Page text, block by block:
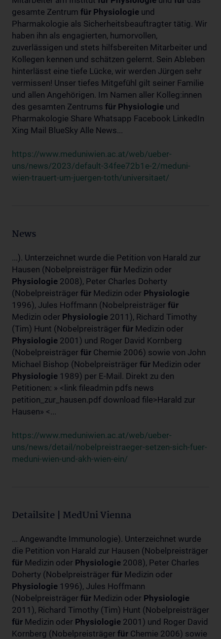
gesamte Zentrum für Physiologie und
Pharmakologie als Sicherheitsbeauftragter tätig. Wir
haben ihn als engagierten, humorvollen,
zuverlässigen und stets hilfsbereiten Mitarbeiter und
Kollegen kennen und schätzen gelernt. Sein Ableben
hinterlässt eine tiefe Lücke, wir werden Jürgen sehr
vermissen! Unser tiefes Mitgefühl gilt seiner Familie
und allen Angehörigen. Im Namen aller Kolleg:innen
des gesamten Zentrums für Physiologie und
Pharmakologie Share Whatsapp Facebook LinkedIn
Xing Mail BlueSky Alle News...
https://www.meduniwien.ac.at/web/ueber-
uns/news/2023/default-34fee72b1e-2/meduni-
wien-trauert-um-juergen-toth/universitaet/
News
...). Unterzeichnet wurde die Petition von Harald zur
Hausen (Nobelpreisträger für Medizin oder
Physiologie 2008), Peter Charles Doherty
(Nobelpreisträger für Medizin oder Physiologie
1996), Jules Hoffmann (Nobelpreisträger für
Medizin oder Physiologie 2011), Richard Timothy
(Tim) Hunt (Nobelpreisträger für Medizin oder
Physiologie 2001) und Roger David Kornberg
(Nobelpreisträger für Chemie 2006) sowie von John
Michael Bishop (Nobelpreisträger für Medizin oder
Physiologie 1989) per E-Mail. Direkt zu den
Petitionen: » <link fileadmin pdfs news
petition_zur_hausen.pdf download file>Harald zur
Hausen» <...
https://www.meduniwien.ac.at/web/ueber-
uns/news/detail/nobelpreistraeger-setzen-sich-fuer-
meduni-wien-und-akh-wien-ein/
Detailsite | MedUni Vienna
... Angewandte Immunologie). Unterzeichnet wurde
die Petition von Harald zur Hausen (Nobelpreisträger
für Medizin oder Physiologie 2008), Peter Charles
Doherty (Nobelpreisträger für Medizin oder
Physiologie 1996), Jules Hoffmann
(Nobelpreisträger für Medizin oder Physiologie
2011), Richard Timothy (Tim) Hunt (Nobelpreisträger
für Medizin oder Physiologie 2001) und Roger David
Kornberg (Nobelpreisträger für Chemie 2006) sowie